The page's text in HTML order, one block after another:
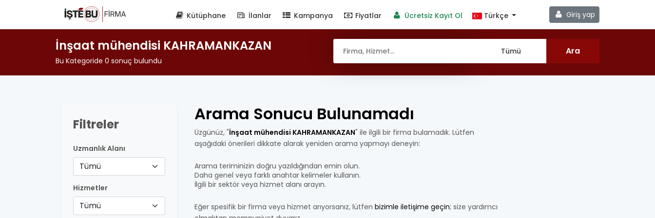
Giriş yap
Kütüphane İlanlar Kampanya Fiyatlar Ücretsiz Kayıt Ol Türkçe
İnşaat mühendisi KAHRAMANKAZAN
Bu Kategoride 0 sonuç bulundu
Filtreler
Uzmanlık Alanı
Tümü
Hizmetler
Tümü
Arama Sonucu Bulunamadı
Üzgünüz, "İnşaat mühendisi KAHRAMANKAZAN" ile ilgili bir firma bulamadık. Lütfen
aşağıdaki önerileri dikkate alarak yeniden arama yapmayı deneyin:
Arama teriminizin doğru yazıldığından emin olun.
Daha genel veya farklı anahtar kelimeler kullanın.
İlgili bir sektör veya hizmet alanı arayın.
Eğer spesifik bir firma veya hizmet arıyorsanız, lütfen bizimle iletişime geçin; size yardımcı